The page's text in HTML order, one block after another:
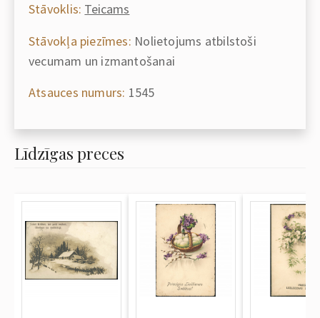
Stāvoklis: Teicams
Stāvokļa piezīmes: Nolietojums atbilstoši
vecumam un izmantošanai
Atsauces numurs: 1545
Līdzīgas preces